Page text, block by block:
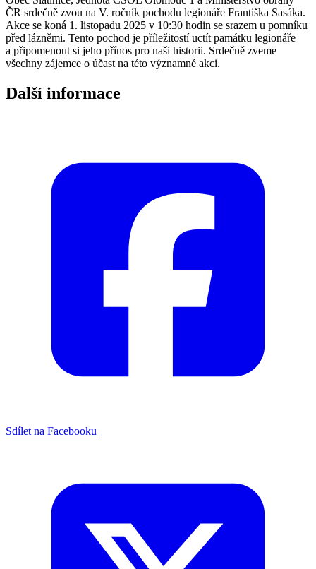
ČR srdečně zvou na V. ročník pochodu legionáře Františka Sasáka.
Akce se koná 1. listopadu 2025 v 10:30 hodin se srazem u pomníku
před lázněmi. Tento pochod je příležitostí uctít památku legionáře
a připomenout si jeho přínos pro naši historii. Srdečně zveme
všechny zájemce o účast na této významné akci.
Další informace
Sdílet na Facebooku